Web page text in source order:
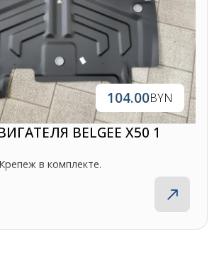
104.00BYN
BELGEE X50 1
в комплекте.